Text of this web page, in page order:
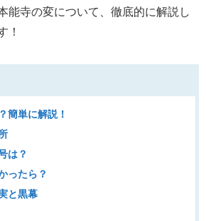
能寺の変について、徹底的に解説し
！
簡単に解説！
は？
ったら？
と黒幕